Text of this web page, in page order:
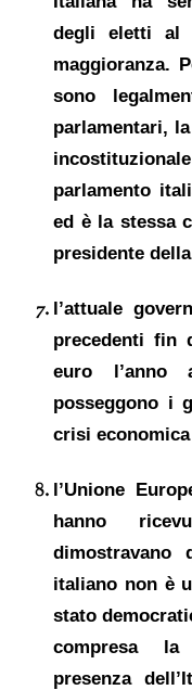
degli elettial
maggioranza. P
sono
parlamentari,
parlamento
ed è la stessa
presidente
l’attuale
precedenti fin
euro l’anno
posseggono i
crisi
l’Unione
hanno
dimostravano
italiano non è
stato
compresa la
presenza del